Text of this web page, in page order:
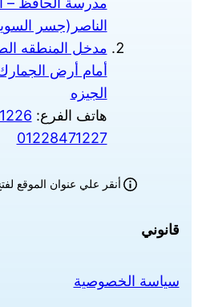
الناصر(جسر
مدخل المنطقه
الجيزه
هاتف الفرع:
01228471227
أنقر علي عنوان الموقع
قانوني
سياسة الخصوصية